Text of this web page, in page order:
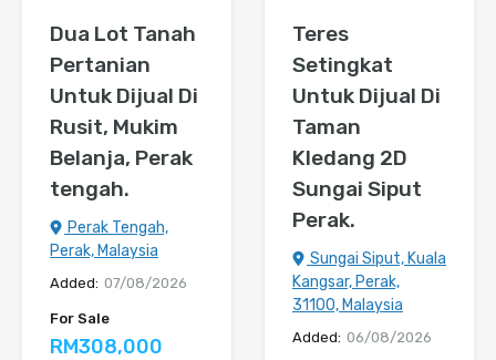
Dua Lot Tanah
Pertanian
Untuk Dijual Di
Rusit, Mukim
Belanja, Perak
tengah.
Perak Tengah,
Perak, Malaysia
Added: 07/08/2026
For Sale
RM308,000
Teres
Setingkat
Untuk Dijual Di
Taman
Kledang 2D
Sungai Siput
Perak.
Sungai Siput, Kuala
Kangsar, Perak,
31100, Malaysia
Added: 06/08/2026